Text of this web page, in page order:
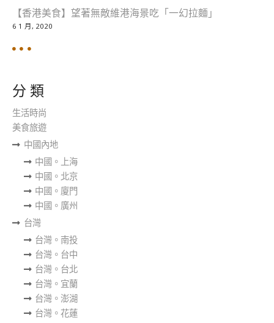
【香港美食】望著無敵維港海景吃「一幻拉麵」
6 1 月, 2020
分 類
生活時尚
美食旅遊
中國內地
中國。上海
中國。北京
中國。廈門
中國。廣州
台灣
台灣。南投
台灣。台中
台灣。台北
台灣。宜蘭
台灣。澎湖
台灣。花蓮